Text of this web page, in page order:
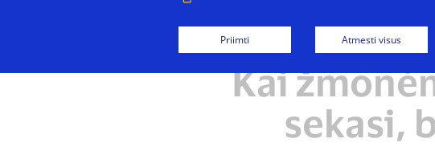
Kai
sekasi,
Priimti Atmesti visus